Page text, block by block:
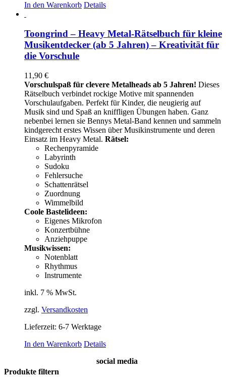
In den Warenkorb Details
Toongrind – Heavy Metal-Rätselbuch für kleine
Musikentdecker (ab 5 Jahren) – Kreativität für
die Vorschule
11,90 €
Vorschulspaß für clevere Metalheads ab 5 Jahren! Dieses
Rätselbuch verbindet rockige Motive mit spannenden
Vorschulaufgaben. Perfekt für Kinder, die neugierig auf
Musik sind und Spaß an kniffligen Übungen haben. Ganz
nebenbei lernen sie Bennys Metal-Band kennen und sammeln
kindgerecht erstes Wissen über Musikinstrumente und deren
Einsatz im Heavy Metal. Rätsel:
Rechenpyramide
Labyrinth
Sudoku
Fehlersuche
Schattenrätsel
Zuordnung
Wimmelbild
Coole Bastelideen:
Eigenes Mikrofon
Konzertbühne
Anziehpuppe
Musikwissen:
Notenblatt
Rhythmus
Instrumente
inkl. 7 % MwSt.
zzgl. Versandkosten
Lieferzeit: 6-7 Werktage
In den Warenkorb Details
Produkte filtern
social media